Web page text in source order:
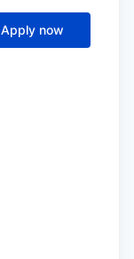
Apply now